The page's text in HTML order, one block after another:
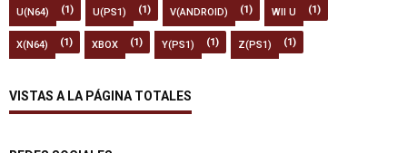
U(N64) (1) U(PS1) (1) V(ANDROID) (1) WII U (1)
X(N64) (1) XBOX (1) Y(PS1) (1) Z(PS1) (1)
VISTAS A LA PÁGINA TOTALES